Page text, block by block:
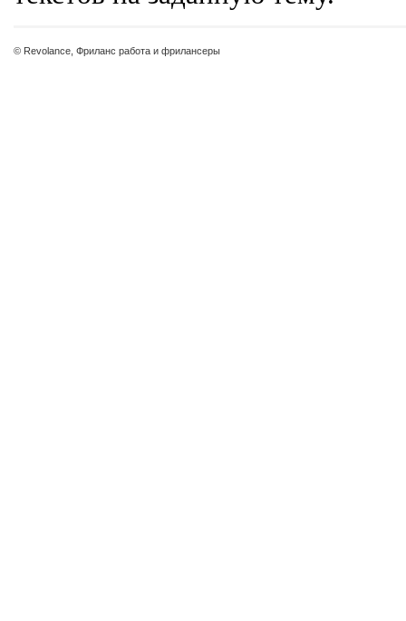
© Revolance, Фриланс работа и фрилансеры